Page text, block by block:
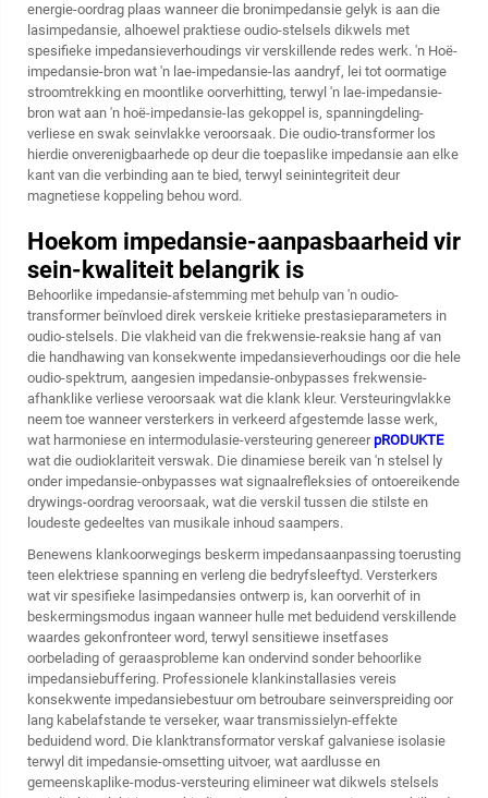
energie-oordrag plaas wanneer die bronimpedansie gelyk is aan die
lasimpedansie, alhoewel praktiese oudio-stelsels dikwels met
spesifieke impedansieverhoudings vir verskillende redes werk. 'n Hoë-
impedansie-bron wat 'n lae-impedansie-las aandryf, lei tot oormatige
stroomtrekking en moontlike oorverhitting, terwyl 'n lae-impedansie-
bron wat aan 'n hoë-impedansie-las gekoppel is, spanningdeling-
verliese en swak seinvlakke veroorsaak. Die oudio-transformer los
hierdie onverenigbaarhede op deur die toepaslike impedansie aan elke
kant van die verbinding aan te bied, terwyl seinintegriteit deur
magnetiese koppeling behou word.
Hoekom impedansie-aanpasbaarheid vir
sein-kwaliteit belangrik is
Behoorlike impedansie-afstemming met behulp van 'n oudio-
transformer beïnvloed direk verskeie kritieke prestasieparameters in
oudio-stelsels. Die vlakheid van die frekwensie-reaksie hang af van
die handhawing van konsekwente impedansieverhoudings oor die hele
oudio-spektrum, aangesien impedansie-onbypasses frekwensie-
afhanklike verliese veroorsaak wat die klank kleur. Versteuringvlakke
neem toe wanneer versterkers in verkeerd afgestemde lasse werk,
wat harmoniese en intermodulasie-versteuring genereerpRODUKTE
wat die oudioklariteit verswak. Die dinamiese bereik van 'n stelsel ly
onder impedansie-onbypasses wat signaalrefleksies of ontoereikende
drywings-oordrag veroorsaak, wat die verskil tussen die stilste en
loudeste gedeeltes van musikale inhoud saampers.
Benewens klankoorwegings beskerm impedansaanpassing toerusting
teen elektriese spanning en verleng die bedryfsleeftyd. Versterkers
wat vir spesifieke lasimpedansies ontwerp is, kan oorverhit of in
beskermingsmodus ingaan wanneer hulle met beduidend verskillende
waardes gekonfronteer word, terwyl sensitiewe insetfases
oorbelading of geraasprobleme kan ondervind sonder behoorlike
impedansiebuffering. Professionele klankinstallasies vereis
konsekwente impedansiebestuur om betroubare seinverspreiding oor
lang kabelafstande te verseker, waar transmissielyn-effekte
beduidend word. Die klanktransformator verskaf galvaniese isolasie
terwyl dit impedansie-omsetting uitvoer, wat aardlusse en
gemeenskaplike-modus-versteuring elimineer wat dikwels stelsels